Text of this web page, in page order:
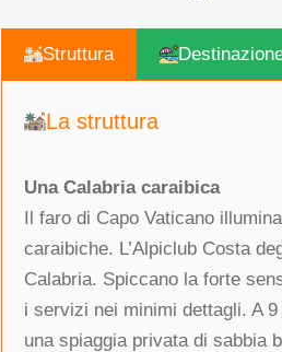
Struttura
La struttura
Una Calabria caraibica
Il faro di Capo Vaticano
caraibiche. L’Alpiclub Costa
Calabria. Spiccano la forte
i servizi nei minimi dettagli. A
una spiaggia privata di sabbia